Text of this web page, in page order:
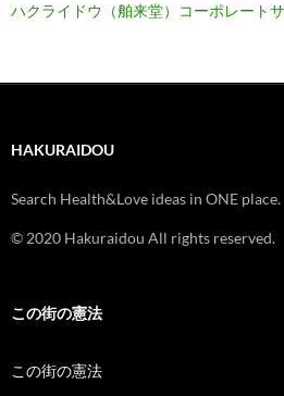
ハクライドウ（舶来堂）コーポレート
HAKURAIDOU
Search Health&Love ideas in ONE place.
© 2020 Hakuraidou All rights reserved.
この街の憲法
この街の憲法